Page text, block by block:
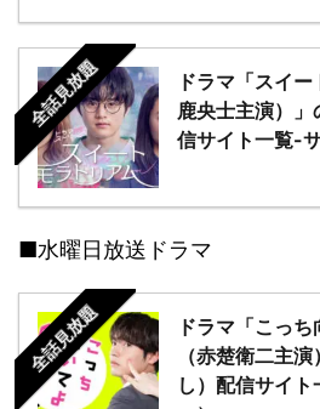
全話見放題
ドラマ「スイ
鹿央士主演）
信サイト一覧-
■水曜日放送ドラマ
全話見放題
ドラマ「こっ
（赤楚衛二主
し）配信サイ